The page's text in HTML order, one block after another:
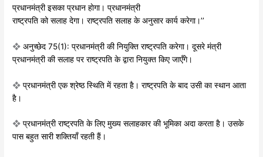
प्रधानमंत्री इसका प्रधान हाेगा। प्रधानमंत्री
राष्ट्रपति को सलाह देगा। राष्ट्रपति सलाह केअनुसार कार्य करेगा।’’
❖ अनुच्छेद 75(1): प्रधानमंत्री की नियुक्तिराष्ट्रपति करेगा। दूसरे मंत्री
प्रधानमंत्री कीसलाह पर राष्ट्रपति के द्वारा नियुक्त किएजाएँगे।
❖ प्रधानमंत्री एक श्रेष्ठ स्थिति में रहता है।राष्ट्रपति के बाद उसी का स्थान आता
है।
❖ प्रधानमंत्री राष्ट्रपति के लिए मुख्य सलाहकारकी भूमिका अदा करता है। उसके
पास बहुतसारी शक्तियाँ रहती हैं।